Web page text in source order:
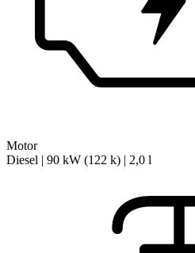
Motor
Diesel | 90 kW (122 k) | 2,0 l